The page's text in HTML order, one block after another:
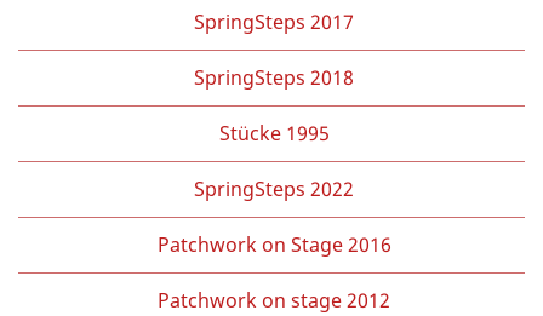
SpringSteps 2017
SpringSteps 2018
Stücke 1995
SpringSteps 2022
Patchwork on Stage 2016
Patchwork on stage 2012